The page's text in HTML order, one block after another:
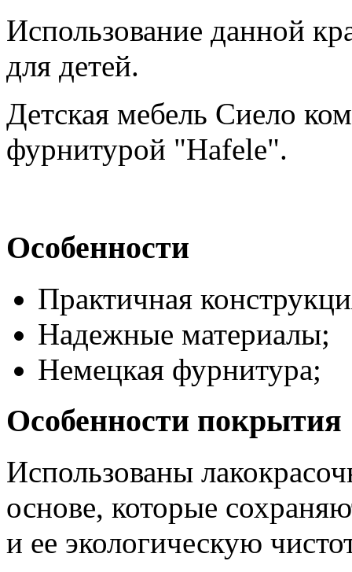
Использование данной
для детей.
Детская мебель Сиело
фурнитурой "Hafele".
Особенности
Практичная
Надежные материалы;
Немецкая фурнитура;
Особенности покрытия
Использованы
основе, которые
и ее экологическую